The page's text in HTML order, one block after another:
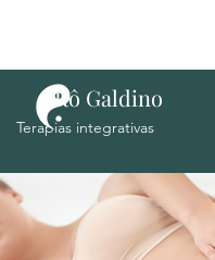
Rô Galdino
Terapias integrativas